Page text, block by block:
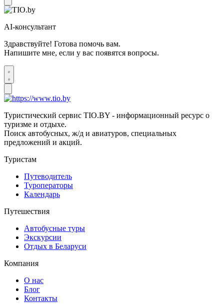
AI-консультант
Здравствуйте! Готова помочь вам.
Напишите мне, если у вас появятся вопросы.
Туристический сервис TIO.BY - информационный ресурс о
туризме и отдыхе.
Поиск автобусных, ж/д и авиатуров, специальных
предложений и акций.
Туристам
Путеводитель
Туроператоры
Календарь
Путешествия
Автобусные туры
Экскурсии
Отдых в Беларуси
Компания
О нас
Блог
Контакты